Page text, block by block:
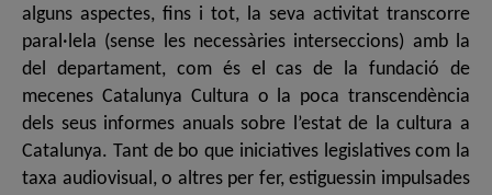
alguns aspectes, fins i tot, la seva activitat transcorre
paral·lela (sense les necessàries interseccions) amb la
del departament, com és el cas de la fundació de
mecenes Catalunya Cultura o la poca transcendència
dels seus informes anuals sobre l’estat de la cultura a
Catalunya. Tant de bo que iniciatives legislatives com la
taxa audiovisual, o altres per fer, estiguessin impulsades